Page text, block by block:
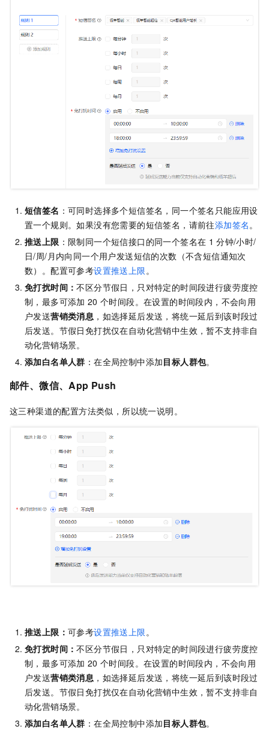
短信签名 ：可同时选择多个短信签名，同一个签名只能应用设
置一个规则。如果没有您需要的短信签名，请前往添加签名 。
推送上限 ：限制同一个短信接口的同一个签名在 1 分钟/小时/
日/周/月内向同一个用户发送短信的次数（不含短信通知次
数）。配置可参考设置推送上限 。
免打扰时间：不区分节假日，只对特定的时间段进行疲劳度控
制，最多可添加 20 个时间段。在设置的时间段内，不会向用
户发送营销类消息 ，如选择延后发送，将统一延后到该时段过
后发送。节假日免打扰仅在自动化营销中生效，暂不支持非自
动化营销场景。
添加白名单人群 ：在全局控制中添加目标人群包。
邮件、微信、App Push
这三种渠道的配置方法类似，所以统一说明。
推送上限： 可参考设置推送上限。
免打扰时间：不区分节假日，只对特定的时间段进行疲劳度控
制，最多可添加 20 个时间段。在设置的时间段内，不会向用
户发送营销类消息 ，如选择延后发送，将统一延后到该时段过
后发送。节假日免打扰仅在自动化营销中生效，暂不支持非自
动化营销场景。
添加白名单人群 ：在全局控制中添加目标人群包。